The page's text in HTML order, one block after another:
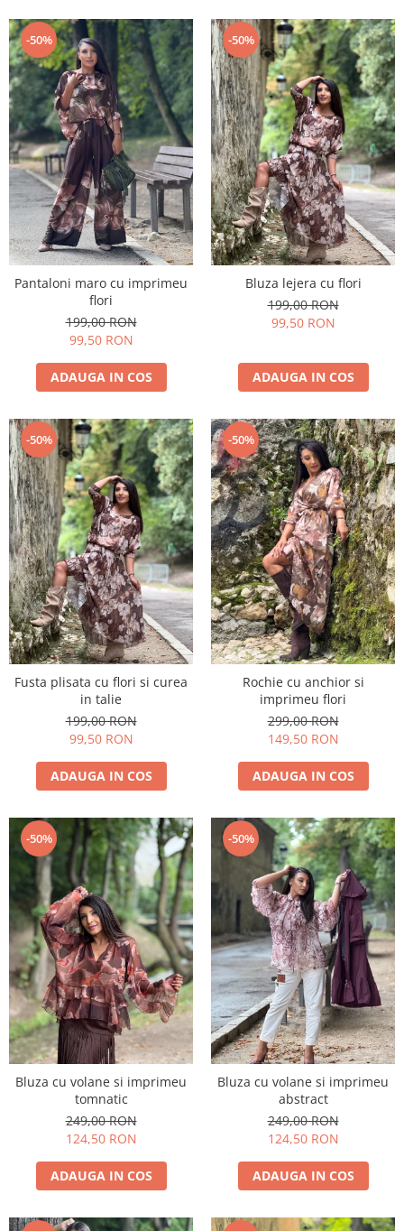
-50%
Pantaloni maro cu imprimeu
flori
199,00 RON
99,50 RON
ADAUGA IN COS
-50%
Bluza lejera cu flori
199,00 RON
99,50 RON
ADAUGA IN COS
-50%
Fusta plisata cu flori si curea
in talie
199,00 RON
99,50 RON
ADAUGA IN COS
-50%
Rochie cu anchior si
imprimeu flori
299,00 RON
149,50 RON
ADAUGA IN COS
-50%
Bluza cu volane si imprimeu
tomnatic
249,00 RON
124,50 RON
ADAUGA IN COS
-50%
Bluza cu volane si imprimeu
abstract
249,00 RON
124,50 RON
ADAUGA IN COS